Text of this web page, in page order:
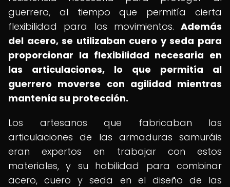
guerrero, al tiempo que permitía cierta
flexibilidad para los movimientos. Además
del acero, se utilizaban cuero y seda para
proporcionar la flexibilidad necesaria en
las articulaciones, lo que permitía al
guerrero moverse con agilidad mientras
mantenía su protección.
Los artesanos que fabricaban las
articulaciones de las armaduras samuráis
eran expertos en trabajar con estos
materiales, y su habilidad para combinar
acero, cuero y seda en el diseño de las